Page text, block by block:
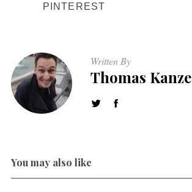
PINTEREST
Written By
Thomas Kanze
You may also like